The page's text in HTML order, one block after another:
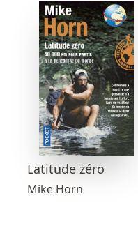
Latitude zéro
Mike Horn